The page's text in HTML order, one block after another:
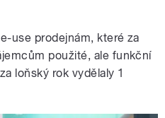
use prodejnám, které za
použité, ale funkční
loňský rok vydělaly 1